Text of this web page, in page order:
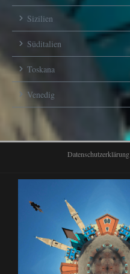
Sizilien
Süditalien
Toskana
Venedig
Datenschutzerklärung